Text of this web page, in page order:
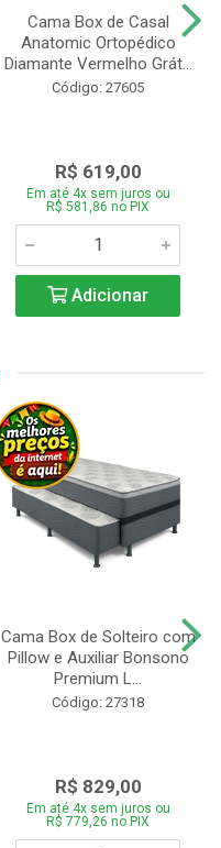
Cama Box de Casal
Anatomic Ortopédico
Diamante Vermelho Grát...
Código: 27605
R$ 619,00
Em até 4x sem juros ou
R$ 581,86 no PIX
Adicionar
Cama Box de Solteiro com
Pillow e Auxiliar Bonsono
Premium L...
Código: 27318
R$ 829,00
Em até 4x sem juros ou
R$ 779,26 no PIX